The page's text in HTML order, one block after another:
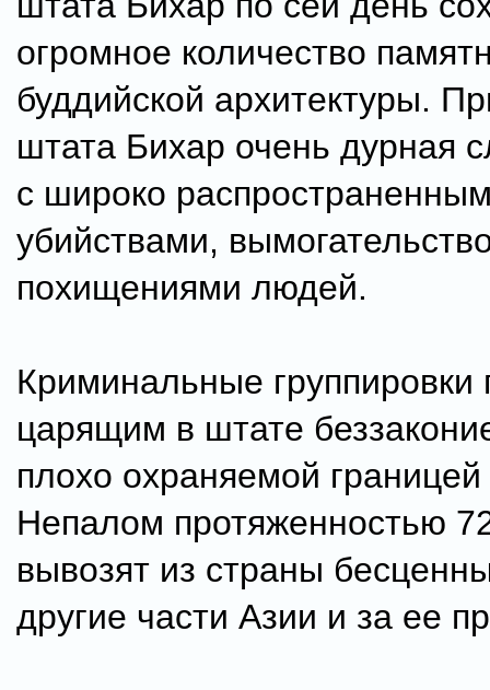
огромное количество
буддийской архитектуры.
штата Бихар очень дурная
с широко
убийствами,
похищениями людей.
Криминальные группировки
царящим в штате
плохо охраняемой
Непалом протяженностью
вывозят из страны
другие части Азии и за ее